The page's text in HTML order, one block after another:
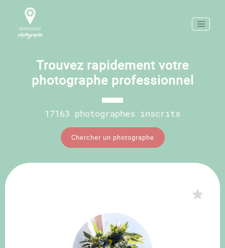
Trouvez rapidement votre
photographe professionnel
17163 photographes inscrits
Chercher un photographe